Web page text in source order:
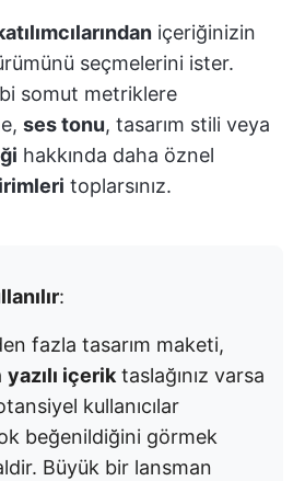
içeriğinizin
seçmelerini ister.
somut metriklere
ses tonu, tasarım stili veya
hakkında daha öznel
toplarsınız.
:
fazla tasarım maketi,
yazılı içeriktaslağınız varsa
kullanıcılar
beğenildiğini görmek
Büyük bir lansman